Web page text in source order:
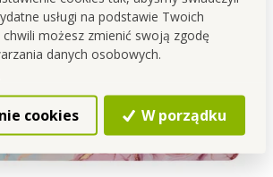
usługi na podstawie Twoich
chwili możesz zmienić swoją zgodę
danych osobowych.
cookies W porządku